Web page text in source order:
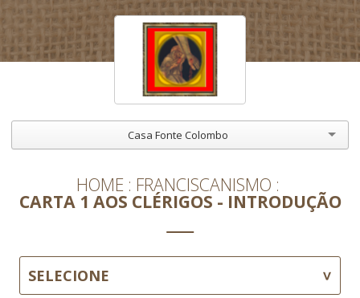
Casa Fonte Colombo
HOME FRANCISCANISMO
CARTA 1 AOS CLÉRIGOS - INTRODUÇÃO
SELECIONE